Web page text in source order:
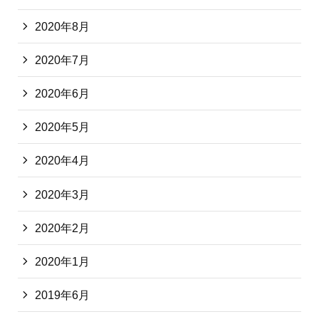
2020年8月
2020年7月
2020年6月
2020年5月
2020年4月
2020年3月
2020年2月
2020年1月
2019年6月